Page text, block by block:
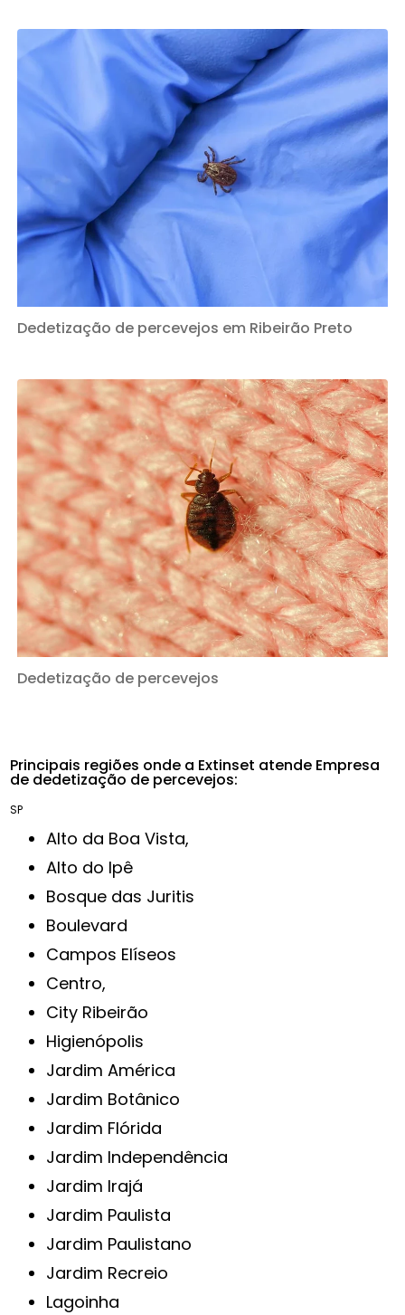
Dedetização de percevejos em Ribeirão Preto
Dedetização de percevejos
Principais regiões onde a Extinset atende Empresa
de dedetização de percevejos:
SP
Alto da Boa Vista,
Alto do Ipê
Bosque das Juritis
Boulevard
Campos Elíseos
Centro,
City Ribeirão
Higienópolis
Jardim América
Jardim Botânico
Jardim Flórida
Jardim Independência
Jardim Irajá
Jardim Paulista
Jardim Paulistano
Jardim Recreio
Lagoinha